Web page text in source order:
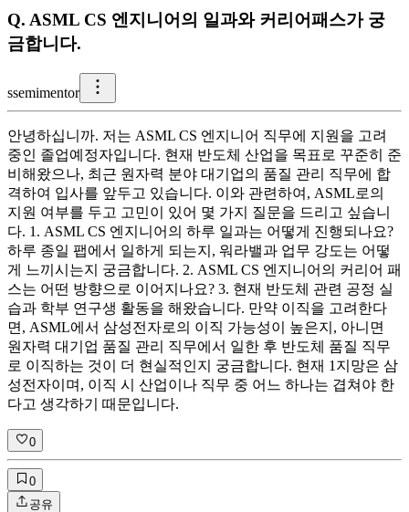
Q. ASML CS 엔지니어의 일과와 커리어패스가 궁
금합니다.
ssemimentor
안녕하십니까. 저는 ASML CS 엔지니어 직무에 지원을 고려
중인 졸업예정자입니다. 현재 반도체 산업을 목표로 꾸준히 준
비해왔으나, 최근 원자력 분야 대기업의 품질 관리 직무에 합
격하여 입사를 앞두고 있습니다. 이와 관련하여, ASML로의
지원 여부를 두고 고민이 있어 몇 가지 질문을 드리고 싶습니
다. 1. ASML CS 엔지니어의 하루 일과는 어떻게 진행되나요?
하루 종일 팹에서 일하게 되는지, 워라밸과 업무 강도는 어떻
게 느끼시는지 궁금합니다. 2. ASML CS 엔지니어의 커리어 패
스는 어떤 방향으로 이어지나요? 3. 현재 반도체 관련 공정 실
습과 학부 연구생 활동을 해왔습니다. 만약 이직을 고려한다
면, ASML에서 삼성전자로의 이직 가능성이 높은지, 아니면
원자력 대기업 품질 관리 직무에서 일한 후 반도체 품질 직무
로 이직하는 것이 더 현실적인지 궁금합니다. 현재 1지망은 삼
성전자이며, 이직 시 산업이나 직무 중 어느 하나는 겹쳐야 한
다고 생각하기 때문입니다.
0
0
공유